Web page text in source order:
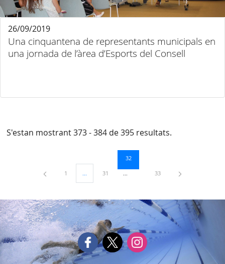
Una cinquantena de representants municipals en
una jornada de l’àrea d’Esports del Consell
26/09/2019
S'estan mostrant 373 - 384 de 395 resultats.
Pàgina
1 ...Pàgines intermèdies Utilitzeu TAB per navegar.
Pàgina
31
Pàgina
32
Pàgina
33